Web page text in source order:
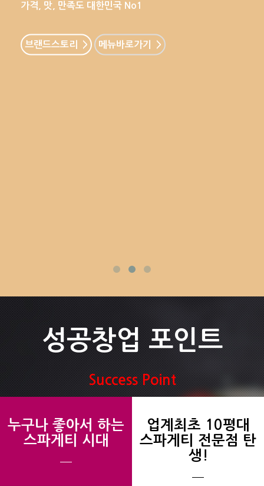
가격, 맛, 만족도 대한민국 No1
브랜드스토리 > 메뉴바로가기 >
성공창업 포인트
Success Point
누구나 좋아서 하는
스파게티 시대
업계최초 10평대
스파게티 전문점 탄
생!